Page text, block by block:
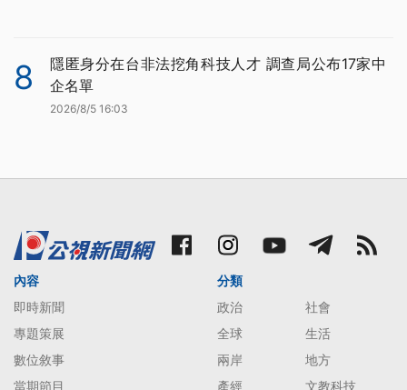
8
隱匿身分在台非法挖角科技人才 調查局公布17家中
企名單
2026/8/5 16:03
內容
即時新聞
專題策展
數位敘事
當期節目
分類
政治
社會
全球
生活
兩岸
地方
產經
文教科技